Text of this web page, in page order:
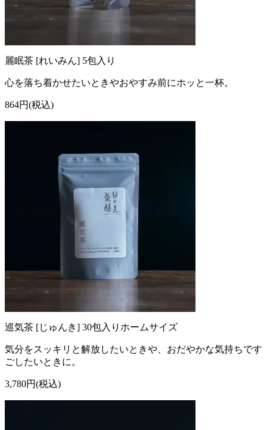
麗眠茶 [れいみん] 5包入り
心を落ち着かせたいときやおやすみ前にホッと一杯。
864円(税込)
巡気茶 [じゅんき] 30包入りホームサイズ
気分をスッキリと解放したいときや、おだやかな気持ちです
ごしたいときに。
3,780円(税込)